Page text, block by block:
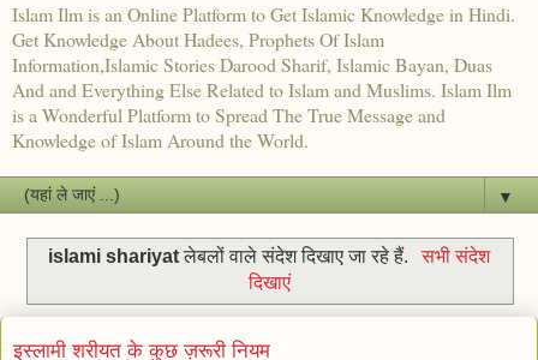
Islam Ilm is an Online Platform to Get Islamic Knowledge in Hindi.
Get Knowledge About Hadees, Prophets Of Islam
Information,Islamic Stories Darood Sharif, Islamic Bayan, Duas
And and Everything Else Related to Islam and Muslims. Islam Ilm
is a Wonderful Platform to Spread The True Message and
Knowledge of Islam Around the World.
▼
islami shariyatलेबलों वाले संदेश दिखाए जा रहे हैं.
सभी संदेश
दिखाएं
इस्लामी शरीयत के कुछ ज़रूरी नियम